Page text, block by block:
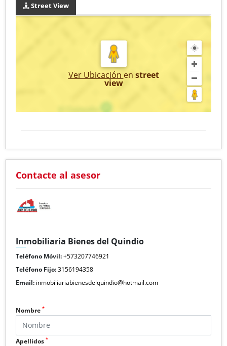
Street View
Ver Ubicación en street
view
Contacte al asesor
Inmobiliaria Bienes del Quindio
Teléfono Móvil:+573207746921
Teléfono Fijo:3156194358
Email: inmobiliariabienesdelquindio@hotmail.com
Nombre *
Apellidos *